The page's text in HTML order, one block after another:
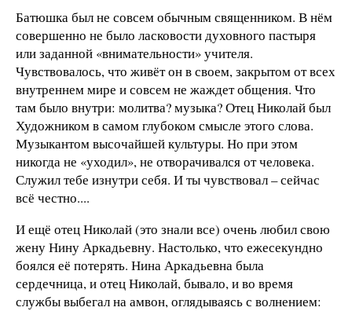
Батюшка был не совсем обычным священником. В нём
совершенно не было ласковости духовного пастыря
или заданной «внимательности» учителя.
Чувствовалось, что живёт он в своем, закрытом от всех
внутреннем мире и совсем не жаждет общения. Что
там было внутри: молитва? музыка? Отец Николай был
Художником в самом глубоком смысле этого слова.
Музыкантом высочайшей культуры. Но при этом
никогда не «уходил», не отворачивался от человека.
Служил тебе изнутри себя. И ты чувствовал – сейчас
всё честно....
И ещё отец Николай (это знали все) очень любил свою
жену Нину Аркадьевну. Настолько, что ежесекундно
боялся её потерять. Нина Аркадьевна была
сердечница, и отец Николай, бывало, и во время
службы выбегал на амвон, оглядываясь с волнением: